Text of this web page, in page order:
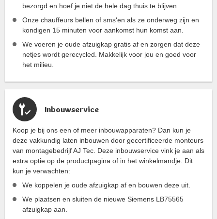
bezorgd en hoef je niet de hele dag thuis te blijven.
Onze chauffeurs bellen of sms'en als ze onderweg zijn en
kondigen 15 minuten voor aankomst hun komst aan.
We voeren je oude afzuigkap gratis af en zorgen dat deze
netjes wordt gerecycled. Makkelijk voor jou en goed voor
het milieu.
Inbouwservice
Koop je bij ons een of meer inbouwapparaten? Dan kun je
deze vakkundig laten inbouwen door gecertificeerde monteurs
van montagebedrijf AJ Tec. Deze inbouwservice vink je aan als
extra optie op de productpagina of in het winkelmandje. Dit
kun je verwachten:
We koppelen je oude afzuigkap af en bouwen deze uit.
We plaatsen en sluiten de nieuwe Siemens LB75565
afzuigkap aan.